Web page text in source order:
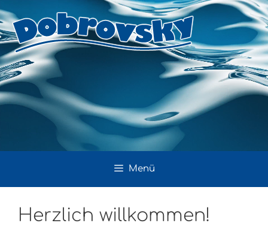
Zum
Inhalt
springen
Menü
Herzlich willkommen!